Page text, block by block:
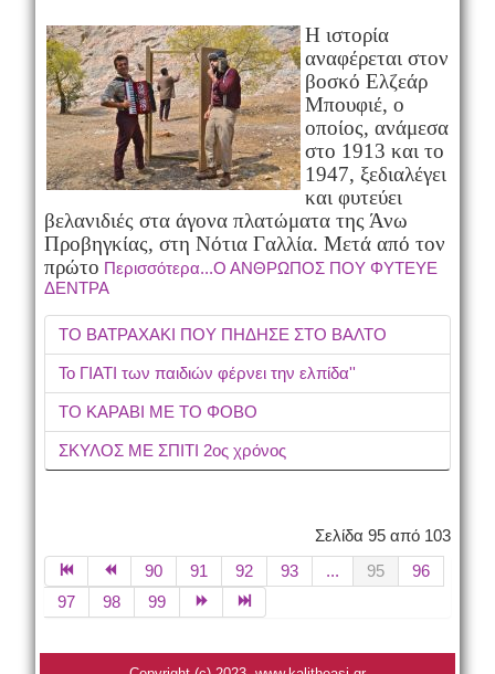
Η ιστορία
αναφέρεται στον
βοσκό Ελζεάρ
Μπουφιέ, ο
οποίος, ανάμεσα
στο 1913 και το
1947, ξεδιαλέγει
και φυτεύει
βελανιδιές στα άγονα πλατώματα της Άνω
Προβηγκίας, στη Νότια Γαλλία. Μετά από τον
πρώτο Περισσότερα...Ο ΑΝΘΡΩΠΟΣ ΠΟΥ ΦΥΤΕΥΕ
ΔΕΝΤΡΑ
ΤΟ ΒΑΤΡΑΧΑΚΙ ΠΟΥ ΠΗΔΗΣΕ ΣΤΟ ΒΑΛΤΟ
Το ΓΙΑΤΙ των παιδιών φέρνει την ελπίδα''
ΤΟ ΚΑΡΑΒΙ ΜΕ ΤΟ ΦΟΒΟ
ΣΚΥΛΟΣ ΜΕ ΣΠΙΤΙ 2ος χρόνος
Σελίδα 95 από 103
90
91 92 93 ... 95
96
97
98 99